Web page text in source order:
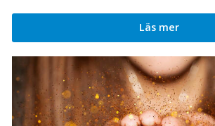
Läs mer